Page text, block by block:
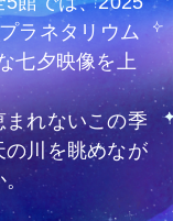
ラネタリウム
七夕映像を上
れないこの季
川を眺めなが